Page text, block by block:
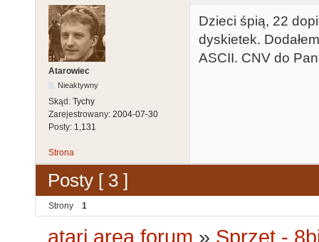
Atarowiec
Nieaktywny
Skąd: Tychy
Zarejestrowany: 2004-07-30
Posty: 1,131
Dzieci śpią, 22
dyskietek.
ASCII. CNV do
Strona
Posty [ 3 ]
Strony 1
atari.area forum » Sprzęt -